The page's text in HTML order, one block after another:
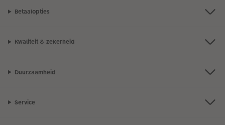
Betaalopties
Kwaliteit & zekerheid
Duurzaamheid
Service